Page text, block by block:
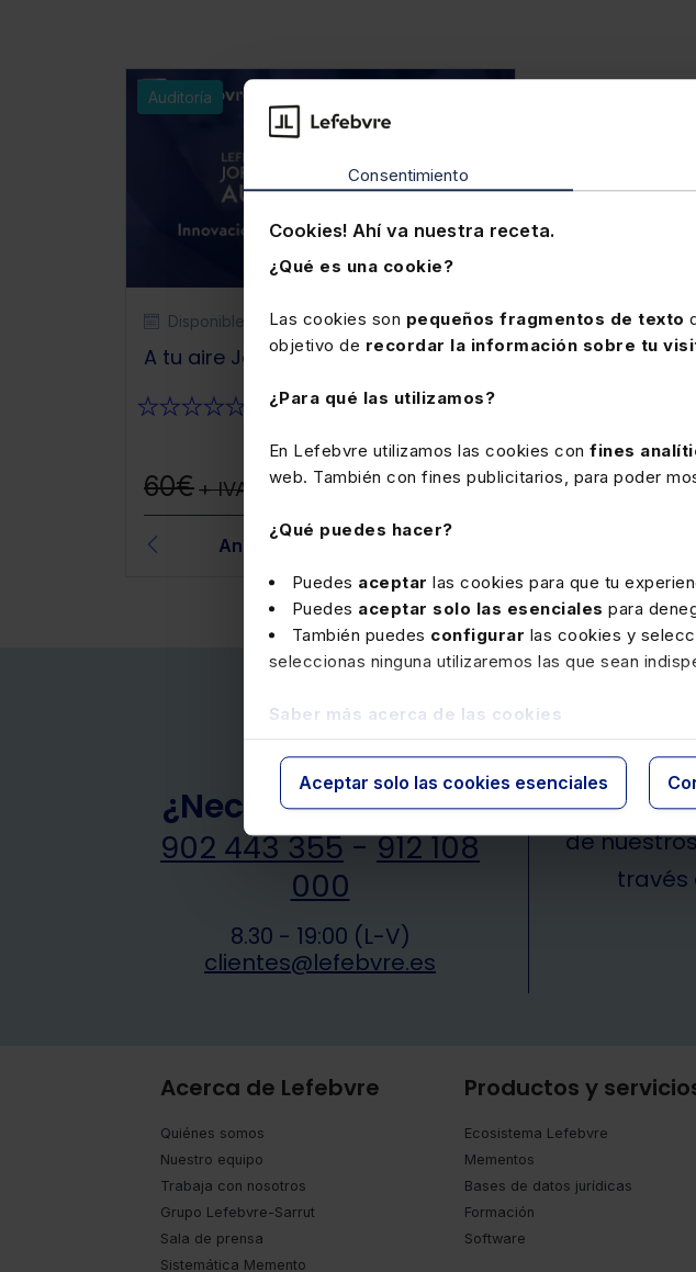
Consentimiento
Cookies! Ahí va nuestra receta.
¿Qué es una cookie?
Las cookies son pequeños fragmentos de texto
objetivo de recordar la información sobre tu
¿Para qué las utilizamos?
En Lefebvre utilizamos las cookies con fines
web. También con fines publicitarios, para poder
¿Qué puedes hacer?
Puedes aceptar las cookies para que tu
Puedes aceptar solo las esenciales para
También puedes configurar las cookies y
seleccionas ninguna utilizaremos las que sean
Saber más acerca de las cookies
Aceptar solo las cookies esenciales
Auditoría
Disponible A tu aire
A tu aire Jornada de Auditoria 2025
★★★★★ (0)
60€+ IVA 48€+ IVA
Ana Manzano Cuadrado
¿Necesitas ayuda?
902 443 355-912 108
000
8.30 - 19:00 (L-V)
clientes@lefebvre.es
de
través
Acerca de Lefebvre
Quiénes somos
Nuestro equipo
Trabaja con nosotros
Grupo Lefebvre-Sarrut
Sala de prensa
Sistemática Memento
Productos y
Ecosistema Lefebvre
Mementos
Bases de datos jurídicas
Formación
Software